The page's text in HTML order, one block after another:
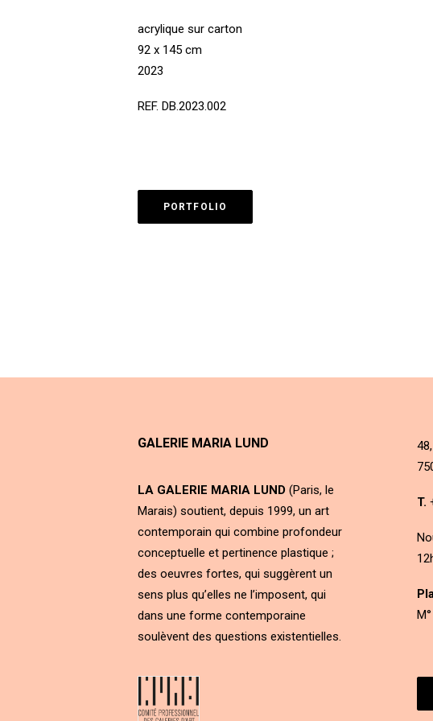
acrylique sur carton
92 x 145 cm
2023
REF. DB.2023.002
PORTFOLIO
GALERIE MARIA LUND
LA GALERIE MARIA LUND (Paris, le
Marais) soutient, depuis 1999, un art
contemporain qui combine profondeur
conceptuelle et pertinence plastique ;
des oeuvres fortes, qui suggèrent un
sens plus qu’elles ne l’imposent, qui
dans une forme contemporaine
soulèvent des questions existentielles.
T.